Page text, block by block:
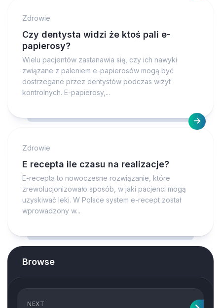
Zdrowie
Czy dentysta widzi że ktoś pali e-
papierosy?
Wielu pacjentów zastanawia się, czy ich nawyki
związane z paleniem e-papierosów mogą być
dostrzegane przez dentystów podczas wizyt
kontrolnych. E-papierosy,...
Zdrowie
E recepta ile czasu na realizacje?
E-recepta to nowoczesne rozwiązanie, które
zrewolucjonizowało sposób, w jaki pacjenci mogą
uzyskiwać leki. W Polsce system e-recept został
wprowadzony w...
Browse
NEXT